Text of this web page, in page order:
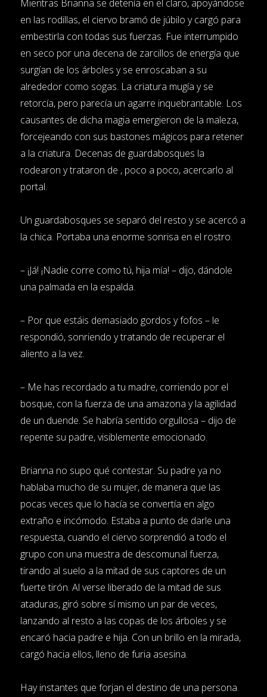
Mientras Brianna se detenía en el claro, apoyándose
en las rodillas, el ciervo bramó de júbilo y cargó para
embestirla con todas sus fuerzas. Fue interrumpido
en seco por una decena de zarcillos de energía que
surgían de los árboles y se enroscaban a su
alrededor como sogas. La criatura mugía y se
retorcía, pero parecía un agarre inquebrantable. Los
causantes de dicha magia emergieron de la maleza,
forcejeando con sus bastones mágicos para retener
a la criatura. Decenas de guardabosques la
rodearon y trataron de , poco a poco, acercarlo al
portal.
Un guardabosques se separó del resto y se acercó a
la chica. Portaba una enorme sonrisa en el rostro.
– ¡Já! ¡Nadie corre como tú, hija mía! – dijo, dándole
una palmada en la espalda.
– Por que estáis demasiado gordos y fofos – le
respondió, sonriendo y tratando de recuperar el
aliento a la vez.
– Me has recordado a tu madre, corriendo por el
bosque, con la fuerza de una amazona y la agilidad
de un duende. Se habría sentido orgullosa – dijo de
repente su padre, visiblemente emocionado.
Brianna no supo qué contestar. Su padre ya no
hablaba mucho de su mujer, de manera que las
pocas veces que lo hacía se convertía en algo
extraño e incómodo. Estaba a punto de darle una
respuesta, cuando el ciervo sorprendió a todo el
grupo con una muestra de descomunal fuerza,
tirando al suelo a la mitad de sus captores de un
fuerte tirón. Al verse liberado de la mitad de sus
ataduras, giró sobre sí mismo un par de veces,
lanzando al resto a las copas de los árboles y se
encaró hacia padre e hija. Con un brillo en la mirada,
cargó hacia ellos, lleno de furia asesina.
Hay instantes que forjan el destino de una persona.